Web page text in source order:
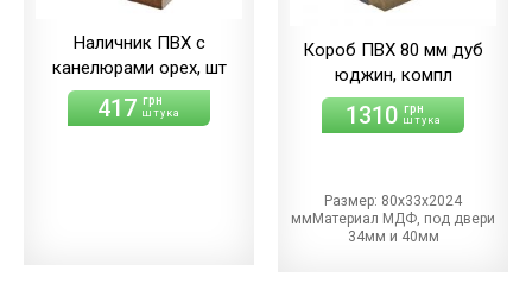
Наличник ПВХ c
канелюрами орех, шт
417 грн
штука
Короб ПВХ 80 мм дуб
юджин, компл
1310 грн
штука
Размер: 80х33х2024
ммМатериал МДФ, под двери
34мм и 40мм